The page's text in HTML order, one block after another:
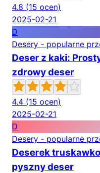
4.8 (15 ocen)
2025-02-21
D
Desery - popularne
Deser z kaki:
zdrowy deser
4.4 (15 ocen)
2025-02-21
D
Desery - popularne
Deserek
pyszny deser